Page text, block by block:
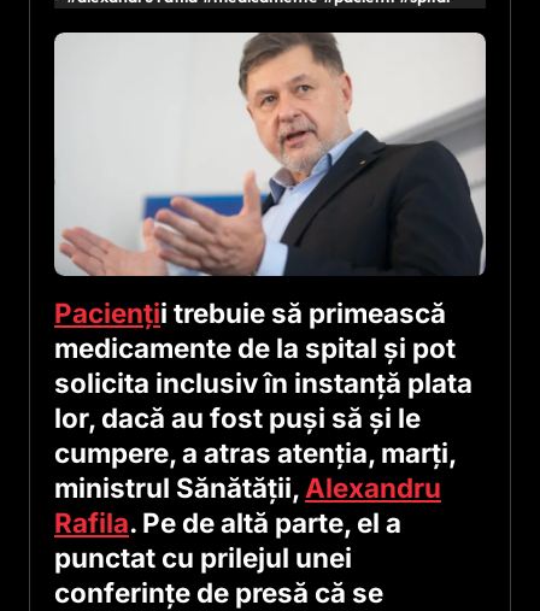
Pacienţii trebuie să primească
medicamente de la spital şi pot
solicita inclusiv în instanţă plata
lor, dacă au fost puşi să şi le
cumpere, a atras atenţia, marţi,
ministrul Sănătăţii, Alexandru
Rafila. Pe de altă parte, el a
punctat cu prilejul unei
conferinţe de presă că se